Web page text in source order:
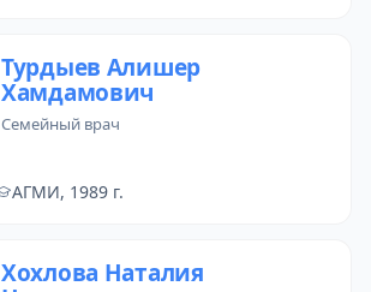
Турдыев Алишер
Хамдамович
семейный врач
АГМИ, 1989 г.
Хохлова Наталия